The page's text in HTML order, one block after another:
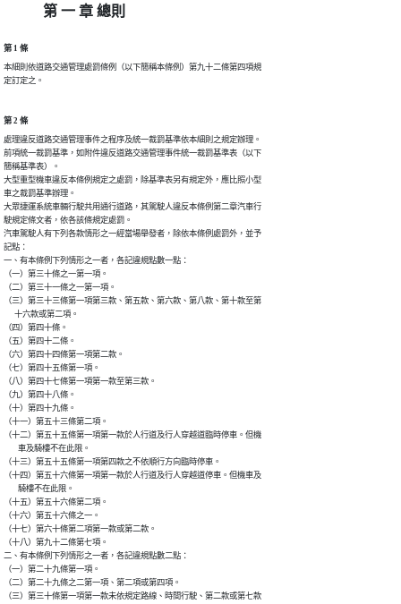
第 一 章 總則
第 1 條
本細則依道路交通管理處罰條例（以下簡稱本條例）第九十二條第四項規
定訂定之。
第 2 條
處理違反道路交通管理事件之程序及統一裁罰基準依本細則之規定辦理。
前項統一裁罰基準，如附件違反道路交通管理事件統一裁罰基準表（以下
簡稱基準表）。
大型重型機車違反本條例規定之處罰，除基準表另有規定外，應比照小型
車之裁罰基準辦理。
大眾捷運系統車輛行駛共用通行道路，其駕駛人違反本條例第二章汽車行
駛規定條文者，依各該條規定處罰。
汽車駕駛人有下列各款情形之一經當場舉發者，除依本條例處罰外，並予
記點：
一、有本條例下列情形之一者，各記違規點數一點：
（一）第三十條之一第一項。
（二）第三十一條之一第一項。
（三）第三十三條第一項第三款、第五款、第六款、第八款、第十款至第
      十六款或第二項。
（四）第四十條。
（五）第四十二條。
（六）第四十四條第一項第二款。
（七）第四十五條第一項。
（八）第四十七條第一項第一款至第三款。
（九）第四十八條。
（十）第四十九條。
（十一）第五十三條第二項。
（十二）第五十五條第一項第一款於人行道及行人穿越道臨時停車。但機
        車及騎樓不在此限。
（十三）第五十五條第一項第四款之不依順行方向臨時停車。
（十四）第五十六條第一項第一款於人行道及行人穿越道停車。但機車及
        騎樓不在此限。
（十五）第五十六條第二項。
（十六）第五十六條之一。
（十七）第六十條第二項第一款或第二款。
（十八）第九十二條第七項。
二、有本條例下列情形之一者，各記違規點數二點：
（一）第二十九條第一項。
（二）第二十九條之二第一項、第二項或第四項。
（三）第三十條第一項第一款未依規定路線、時間行駛、第二款或第七款